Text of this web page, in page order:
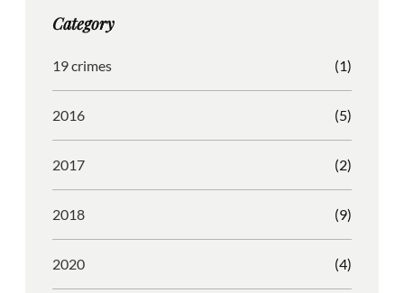
r
m
o
Category
19 crimes (1)
2016 (5)
2017 (2)
2018 (9)
2020 (4)